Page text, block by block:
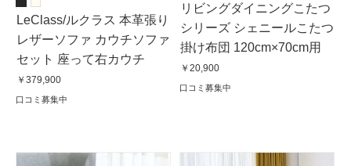
LeClass/ルクラス 本革張り
レザーソファ カウチソファ
セット 座って右カウチ
￥379,900
口コミ募集中
リビングダイニングこたつ
シリーズ シェニールこたつ
掛け布団 120cm×70cm用
￥20,900
口コミ募集中